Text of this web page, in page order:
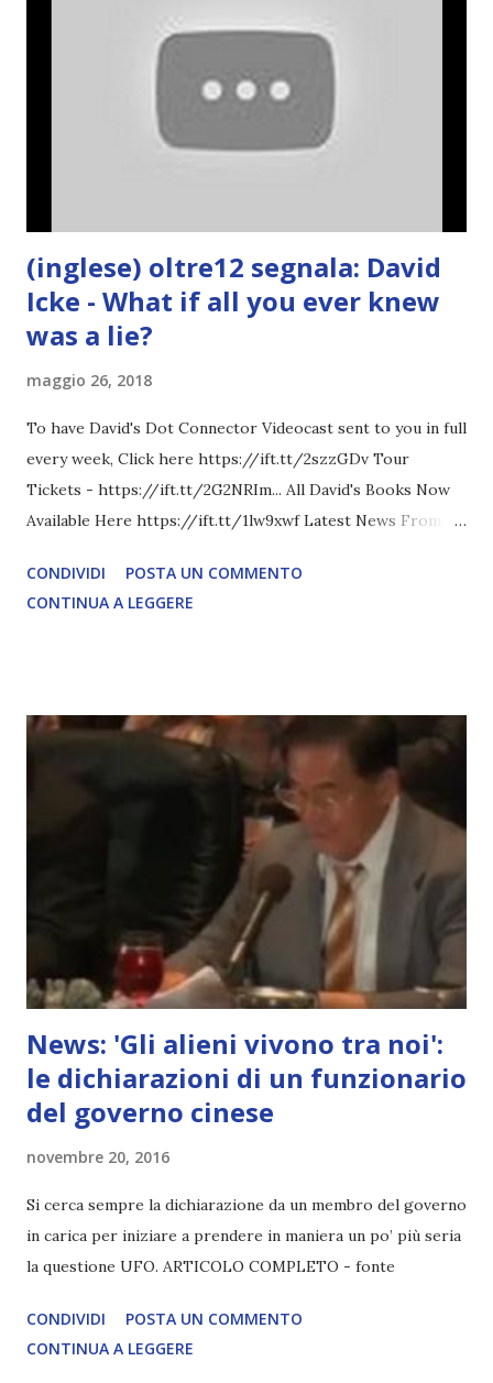
(inglese) oltre12 segnala: David
Icke - What if all you ever knew
was a lie?
maggio 26, 2018
To have David's Dot Connector Videocast sent to you in full
every week, Click here https://ift.tt/2szzGDv Tour
Tickets - https://ift.tt/2G2NRIm... All David's Books Now
Available Here https://ift.tt/1lw9xwf Latest News From
COMPLETO - fonte
CONDIVIDI
POSTA UN COMMENTO
CONTINUA A LEGGERE
News: 'Gli alieni vivono tra noi':
le dichiarazioni di un funzionario
del governo cinese
novembre 20, 2016
Si cerca sempre la dichiarazione da un membro del governo
in carica per iniziare a prendere in maniera un po’ più seria
la questione UFO. ARTICOLO COMPLETO - fonte
CONDIVIDI
POSTA UN COMMENTO
CONTINUA A LEGGERE